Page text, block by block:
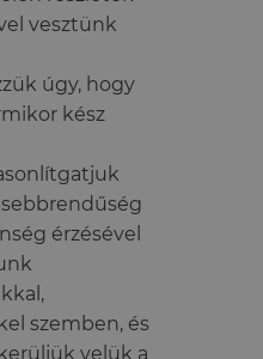
vesztünk
úgy, hogy
kész
érzésével
szemben, és
velük a